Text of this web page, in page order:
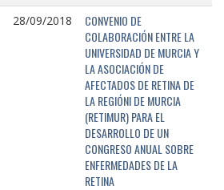
28/09/2018
CONVENIO DE
COLABORACIÓN ENTRE LA
UNIVERSIDAD DE MURCIA Y
LA ASOCIACIÓN DE
AFECTADOS DE RETINA DE
LA REGIÓNI DE MURCIA
(RETIMUR) PARA EL
DESARROLLO DE UN
CONGRESO ANUAL SOBRE
ENFERMEDADES DE LA
RETINA